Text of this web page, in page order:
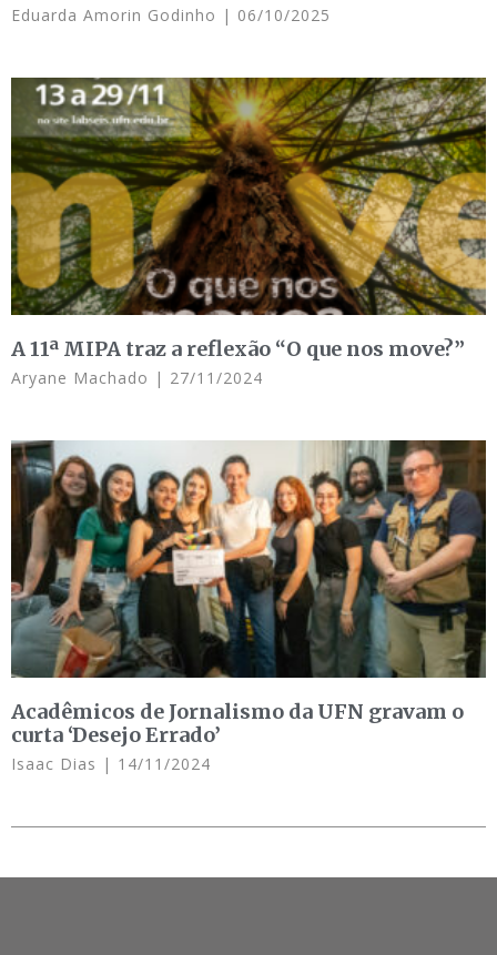
Eduarda Amorin Godinho 06/10/2025
A 11ª MIPA traz a reflexão “O que nos move?”
Aryane Machado 27/11/2024
Acadêmicos de Jornalismo da UFN gravam o
curta ‘Desejo Errado’
Isaac Dias 14/11/2024